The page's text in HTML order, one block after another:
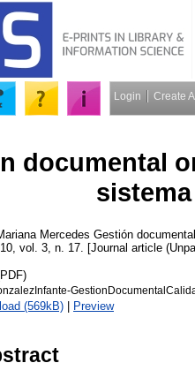
Login Create
documental
Mercedes Gestión
vol. 3, n. 17. [Journal article
(569kB) | Preview